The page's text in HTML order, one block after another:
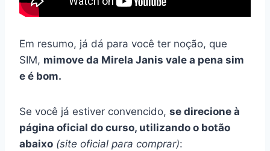
Em resumo, já dá para você ter noção, que
SIM, mimove da Mirela Janis vale a pena sim
e é bom.
Se você já estiver convencido, se direcione à
página oficial do curso, utilizando o botão
abaixo (site oficial para comprar):